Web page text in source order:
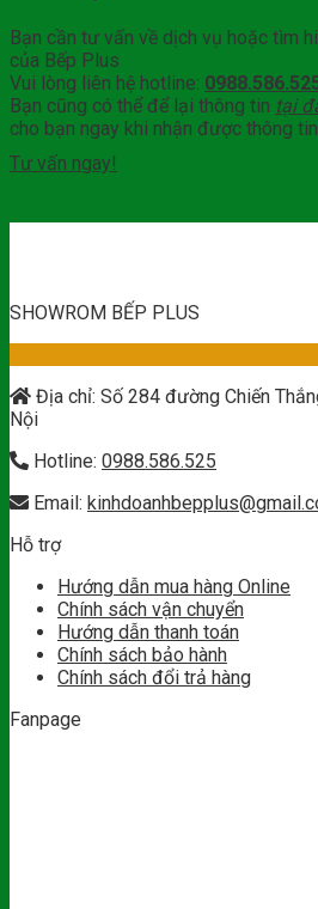
Bạn cần tư vấn về dịch vụ hoặc tìm
của Bếp Plus
Vui lòng liên hệ hotline:
Bạn cũng có thể để lại thông tin tại
cho bạn ngay khi nhận được thông tin
Tư vấn ngay!
SHOWROM BẾP PLUS
Địa chỉ: Số 284 đường Chiến
Nội
Hotline: 0988.586.525
Email:
Hỗ trợ
Hướng dẫn mua hàng Online
Chính sách vận chuyển
Hướng dẫn thanh toán
Chính sách bảo hành
Chính sách đổi trả hàng
Fanpage